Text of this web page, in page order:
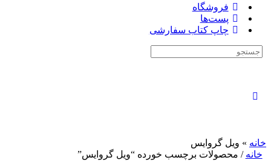
فروشگاه
پست‌ها
چاپ کتاب سفارشی
جستجوی:
خانه » ویل گروایس
خانه / محصولات برچسب خورده “ویل گروایس”